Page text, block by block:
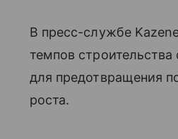
В пресс-службе
темпов
для предотвращения
роста.